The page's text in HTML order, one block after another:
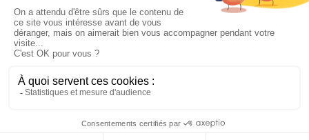
MENTIONS LÉGALES-POLITIQUE DE CONFIDENTIALITÉ